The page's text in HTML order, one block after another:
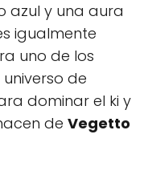
azul y una aura
igualmente
uno de los
de
dominar el ki y
de Vegetto